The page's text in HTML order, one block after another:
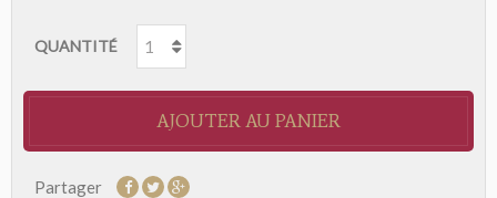
QUANTITÉ
AJOUTER AU PANIER
Partager